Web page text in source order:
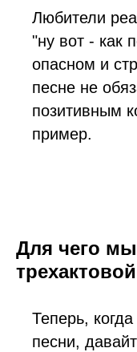
Любители
"ну вот - как
опасном и
песне не
позитивным
пример.
Для чего
Теперь,
песни,